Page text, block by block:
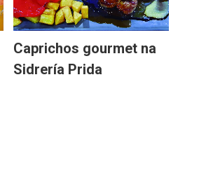
Caprichos gourmet na
Sidrería Prida